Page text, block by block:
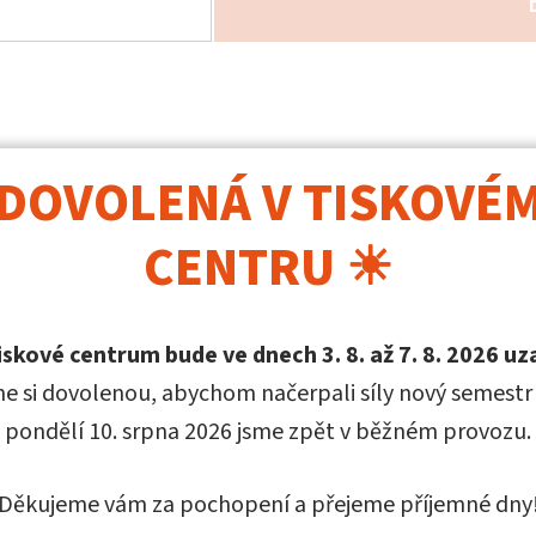
přibližuje historii vzdělávání a výzkumu ve
černobílých i barevných fotografií, které
V
CENTRU ☀
centrum bude ve dnech 3. 8. až 7. 8. 2026
si dovolenou, abychom načerpali síly nový semestr
pondělí 10. srpna 2026 jsme zpět v běžném provozu.
Děkujeme vám za pochopení a přejeme příjemné